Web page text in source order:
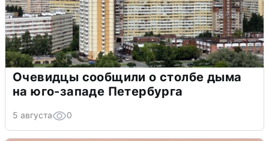
Очевидцы сообщили о столбе дыма
на юго-западе Петербурга
5 августа 0